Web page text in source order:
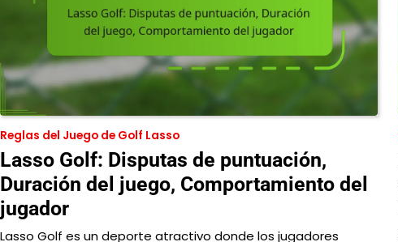
Reglas del Juego de Golf Lasso
Lasso Golf: Disputas de puntuación,
Duración del juego, Comportamiento del
jugador
Lasso Golf es un deporte atractivo donde los jugadores